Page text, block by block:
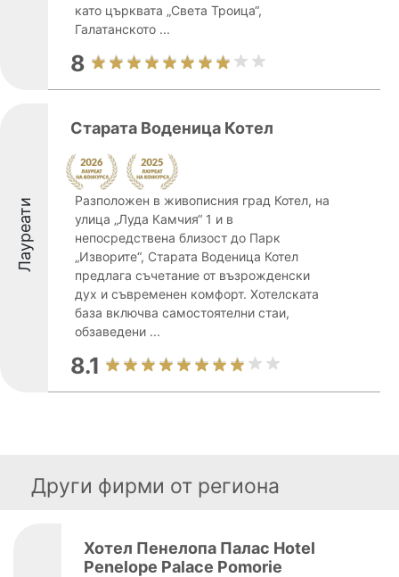
като църквата „Света Троица“,
Галатанското ...
8
Лауреати
Старата Воденица Котел
Разположен в живописния град Котел, на
улица „Луда Камчия“ 1 и в
непосредствена близост до Парк
„Изворите“, Старата Воденица Котел
предлага съчетание от възрожденски
дух и съвременен комфорт. Хотелската
база включва самостоятелни стаи,
обзаведени ...
8.1
Други фирми от региона
Хотел Пенелопа Палас Hotel
Penelope Palace Pomorie